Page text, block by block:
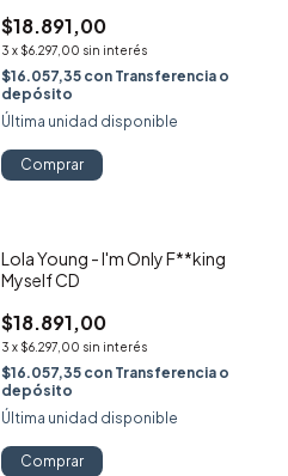
$18.891,00
3 x $6.297,00 sin interés
$16.057,35 con Transferencia o
depósito
Última unidad disponible
Comprar
Lola Young - I'm Only F**king
Myself CD
$18.891,00
3 x $6.297,00 sin interés
$16.057,35 con Transferencia o
depósito
Última unidad disponible
Comprar